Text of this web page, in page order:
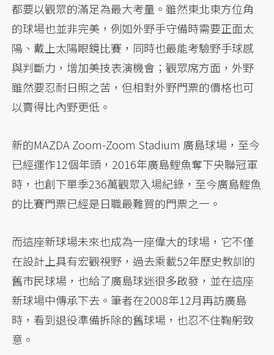
都要以觀眾的滿足為最大考量。雖然東北東方位角
的球場也並非完美，例如外野手守備時需要正面太
陽、戴上太陽眼鏡比賽，同時也最能考驗野手球感
與判斷力，增加美技表演機會；觀眾席方面，外野
雖然要忍耐日照之苦，但相對外野門票的價格也可
以賣得比內野更低。
新的MAZDA Zoom-Zoom Stadium 廣島球場，至今
已經運作12個年頭，2016年廣島鯉魚奪下央聯冠軍
時，也創下單季236萬觀眾入場紀錄，至今廣島鯉魚
的比賽門票已經是日職最難買的門票之一。
而這座新球場未來也成為一座偉大的球場，它不僅
在設計上具有宏觀視野，過去乘載52年歷史教訓的
舊市民球場，也給了廣島球迷很多啟發，並在這座
新球場中傳承下去。筆者在2008年12月再訪廣島
時，看到退役準備拆除的舊球場，也忍不住鞠躬致
意。